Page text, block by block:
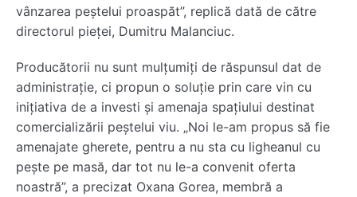
vânzarea peștelui proaspăt”, replică dată de către
directorul pieței, Dumitru Malanciuc.
Producătorii nu sunt mulțumiți de răspunsul dat de
administrație, ci propun o soluție prin care vin cu
inițiativa de a investi și amenaja spațiului destinat
comercializării peștelui viu. „Noi le-am propus să fie
amenajate gherete, pentru a nu sta cu ligheanul cu
pește pe masă, dar tot nu le-a convenit oferta
noastră”, a precizat Oxana Gorea, membră a